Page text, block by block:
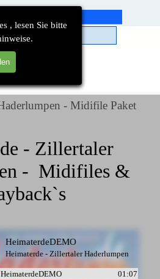
, lesen Sie bitte
Menü überspringen
- Midifile Paket
- Zillertaler
-  Midifiles &
HeimaterdeDEMO
Heimaterde - Zillertaler Haderlumpen
HeimaterdeDEMO 01:07